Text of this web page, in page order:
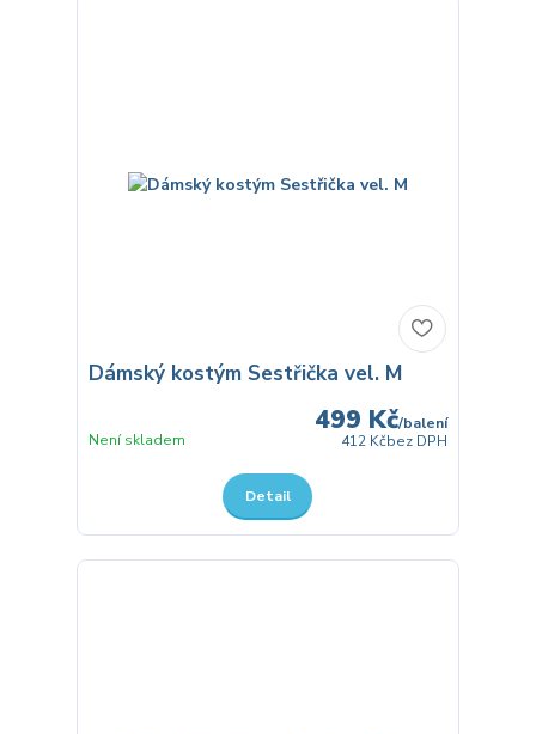
Dámský kostým Sestřička vel. M
499 Kč/balení
412 Kčbez DPH
Není skladem
Detail